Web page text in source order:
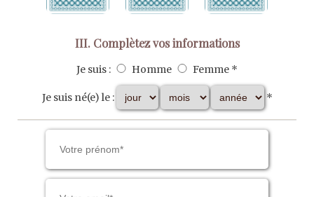
III. Complètez vos informations
Je suis : Homme Femme *
Je suis né(e) le : *